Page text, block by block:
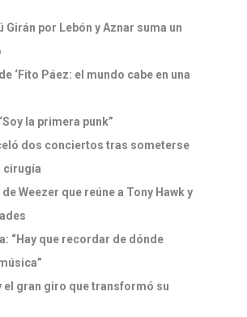
Girán por Lebón y Aznar suma un
‘Fito Páez: el mundo cabe en una
la primera punk”
dos conciertos tras someterse
cirugía
Weezer que reúne a Tony Hawk y
“Hay que recordar de dónde
el gran giro que transformó su